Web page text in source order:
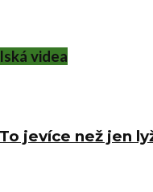
videa
jevíce než jen